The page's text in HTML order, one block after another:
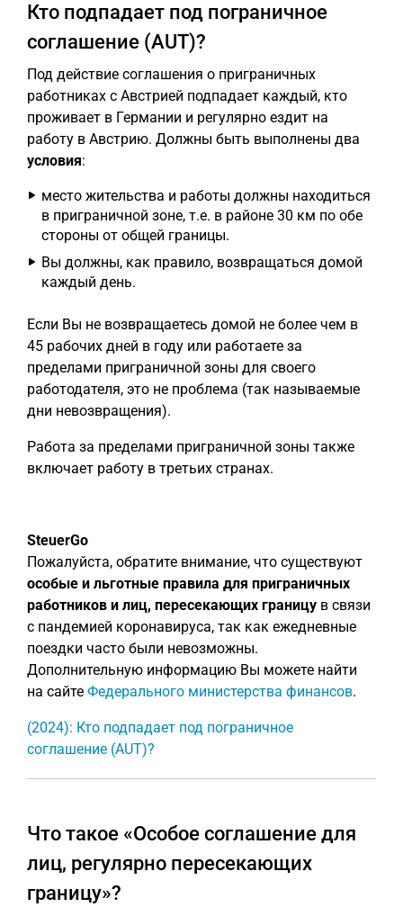
Кто подпадает под пограничное
соглашение (AUT)?
Под действие соглашения о приграничных
работниках с Австрией подпадает каждый, кто
проживает в Германии и регулярно ездит на
работу в Австрию. Должны быть выполнены два
условия:
место жительства и работы должны находиться
в приграничной зоне, т.е. в районе 30 км по обе
стороны от общей границы.
Вы должны, как правило, возвращаться домой
каждый день.
Если Вы не возвращаетесь домой не более чем в
45 рабочих дней в году или работаете за
пределами приграничной зоны для своего
работодателя, это не проблема (так называемые
дни невозвращения).
Работа за пределами приграничной зоны также
включает работу в третьих странах.
SteuerGo
Пожалуйста, обратите внимание, что существуют
особые и льготные правила для приграничных
работников и лиц, пересекающих границу в связи
с пандемией коронавируса, так как ежедневные
поездки часто были невозможны.
Дополнительную информацию Вы можете найти
на сайте Федерального министерства финансов.
(2024): Кто подпадает под пограничное
соглашение (AUT)?
Что такое «Особое соглашение для
лиц, регулярно пересекающих
границу»?